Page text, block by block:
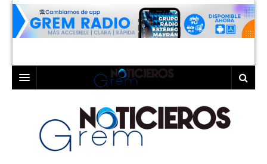
LAGUNA
TORREÓN
COAHUILA